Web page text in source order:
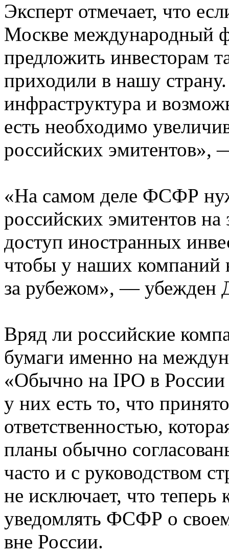
Эксперт отмечает, что
Москве международный
предложить инвесторам
приходили в нашу
инфраструктура и
есть необходимо
российских эмитентов»,
«На самом деле ФСФР
российских эмитентов
доступ иностранных
чтобы у наших компаний
за рубежом», — убежден
Вряд ли российские
бумаги именно на
«Обычно на IPO в
у них есть то, что
ответственностью,
планы обычно
часто и с руководством
не исключает, что
уведомлять ФСФР о
вне России.